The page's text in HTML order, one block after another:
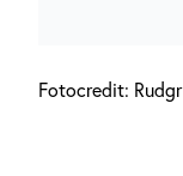
Fotocredit: Rudgr